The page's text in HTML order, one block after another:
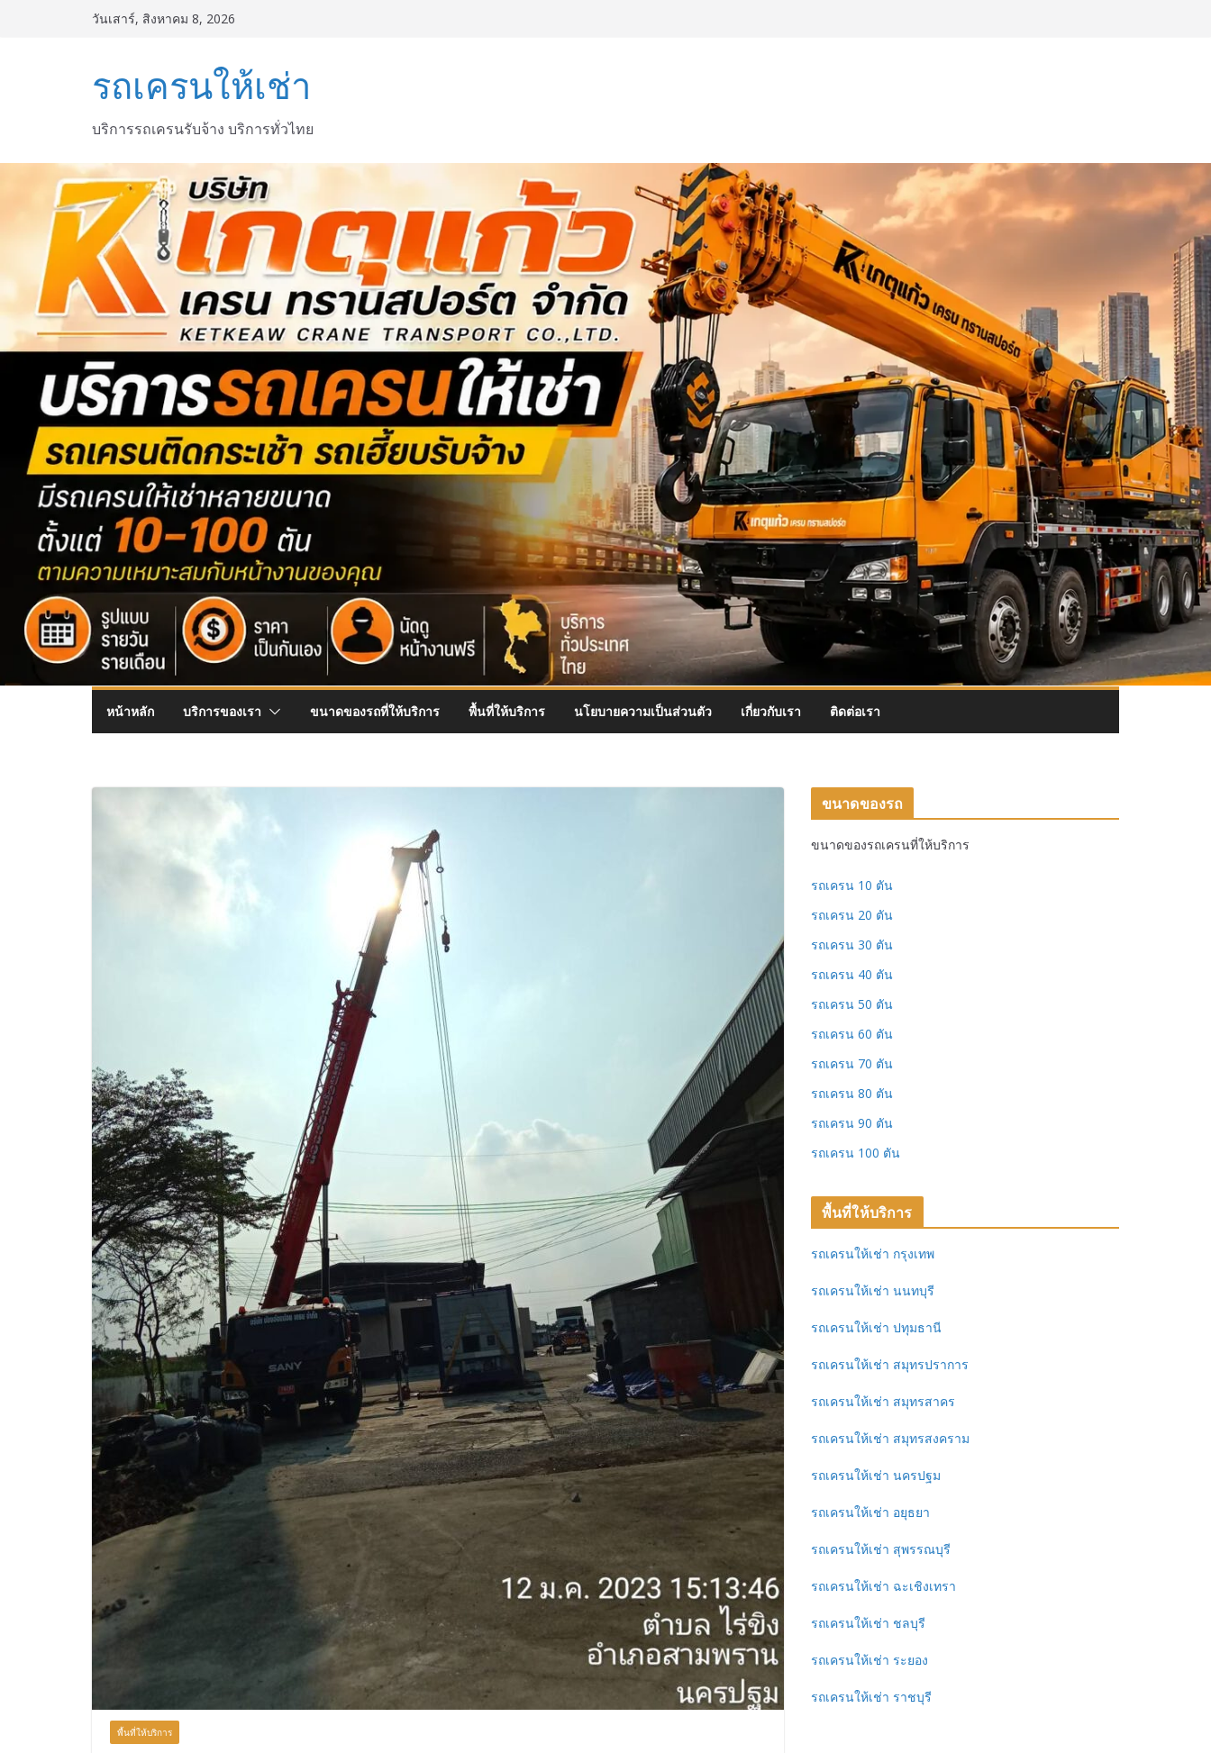
วันเสาร์, สิงหาคม 8, 2026
รถเครนให้เช่า
บริการรถเครนรับจ้าง บริการทั่วไทย
หน้าหลัก บริการของเรา ขนาดของรถที่ให้บริการ พื้นที่ให้บริการ นโยบายความเป็นส่วนตัว เกี่ยวกับเรา ติดต่อเรา
พื้นที่ให้บริการ
ขนาดของรถ
ขนาดของรถเครนที่ให้บริการ
รถเครน 10 ตัน
รถเครน 20 ตัน
รถเครน 30 ตัน
รถเครน 40 ตัน
รถเครน 50 ตัน
รถเครน 60 ตัน
รถเครน 70 ตัน
รถเครน 80 ตัน
รถเครน 90 ตัน
รถเครน 100 ตัน
พื้นที่ให้บริการ
รถเครนให้เช่า กรุงเทพ
รถเครนให้เช่า นนทบุรี
รถเครนให้เช่า ปทุมธานี
รถเครนให้เช่า สมุทรปราการ
รถเครนให้เช่า สมุทรสาคร
รถเครนให้เช่า สมุทรสงคราม
รถเครนให้เช่า นครปฐม
รถเครนให้เช่า อยุธยา
รถเครนให้เช่า สุพรรณบุรี
รถเครนให้เช่า ฉะเชิงเทรา
รถเครนให้เช่า ชลบุรี
รถเครนให้เช่า ระยอง
รถเครนให้เช่า ราชบุรี